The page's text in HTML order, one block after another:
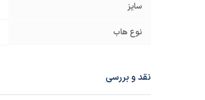
سایز
نوع هاب
نقد و بررسی